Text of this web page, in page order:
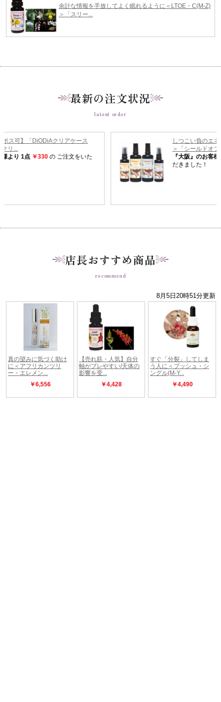
最新の注文状況
latest order
店長おすすめ商品
recommend